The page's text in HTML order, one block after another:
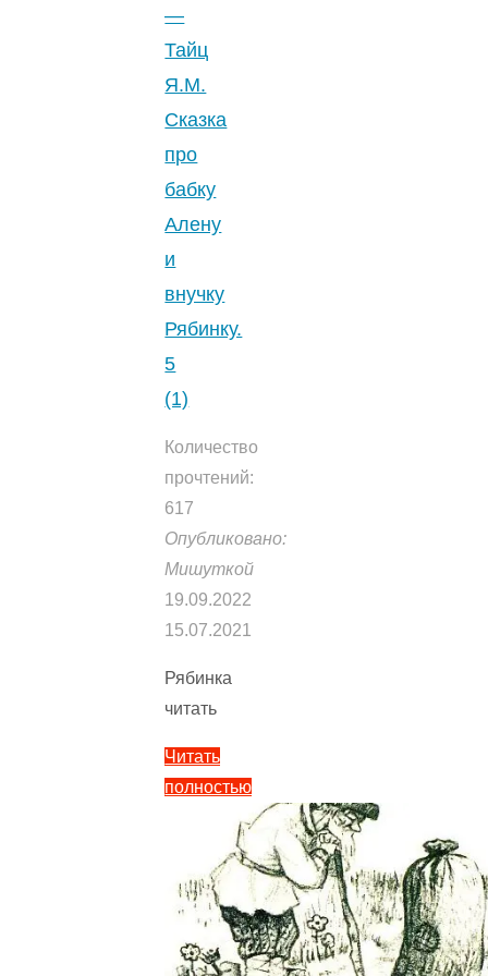
—
Тайц
Я.М.
Сказка
про
бабку
Алену
и
внучку
Рябинку.
5
(1)
Количество
прочтений:
617
Опубликовано:
Мишуткой
19.09.2022
15.07.2021
Рябинка
читать
Читать
полностью
Тайц
Я.М.
Сказка
про